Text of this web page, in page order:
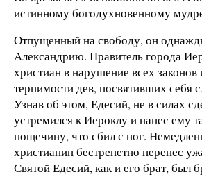
истин­ному богодухновенному
Отпущенный на свободу, он
Алек­сандрию. Правитель города
христиан в нарушение всех законов
терпимости дев, посвятивших себя
Узнав об этом, Едесий, не в силах
устремился к Иероклу и нанес ему
пощечину, что сбил с ног.
христианин бестрепетно перенес
Святой Едесий, как и его брат, был